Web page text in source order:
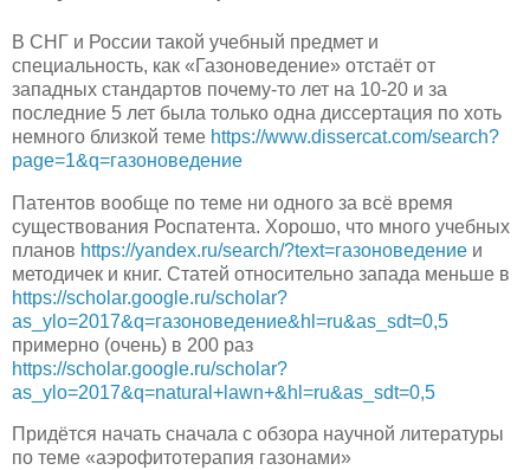
В СНГ и России такой учебный предмет и
специальность, как «Газоноведение» отстаёт от
западных стандартов почему-то лет на 10-20 и за
последние 5 лет была только одна диссертация по хоть
немного близкой теме https://www.dissercat.com/search?
page=1&q=газоноведение
Патентов вообще по теме ни одного за всё время
существования Роспатента. Хорошо, что много учебных
планов https://yandex.ru/search/?text=газоноведение и
методичек и книг. Статей относительно запада меньше в
https://scholar.google.ru/scholar?
as_ylo=2017&q=газоноведение&hl=ru&as_sdt=0,5
примерно (очень) в 200 раз
https://scholar.google.ru/scholar?
as_ylo=2017&q=natural+lawn+&hl=ru&as_sdt=0,5
Придётся начать сначала с обзора научной литературы
по теме «аэрофитотерапия газонами»